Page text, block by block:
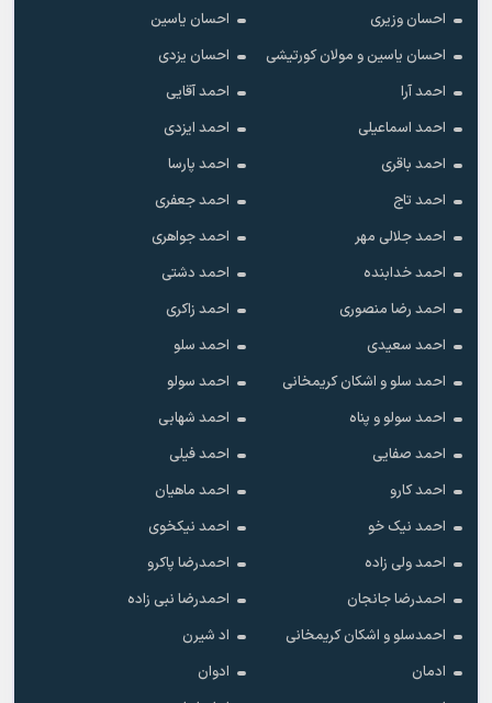
احسان وزیری
احسان یاسین
احسان یاسین و مولان کورتیشی
احسان یزدی
احمد آرا
احمد آقایی
احمد اسماعیلی
احمد ایزدی
احمد باقری
احمد پارسا
احمد تاج
احمد جعفری
احمد جلالی مهر
احمد جواهری
احمد خدابنده
احمد دشتی
احمد رضا منصوری
احمد زاکری
احمد سعیدی
احمد سلو
احمد سلو و اشکان کریمخانی
احمد سولو
احمد سولو و پناه
احمد شهابی
احمد صفایی
احمد فیلی
احمد کارو
احمد ماهیان
احمد نیک خو
احمد نیکخوی
احمد ولی زاده
احمدرضا پاکرو
احمدرضا جانجان
احمدرضا نبی زاده
احمدسلو و اشکان کریمخانی
اد شیرن
ادمان
ادوان